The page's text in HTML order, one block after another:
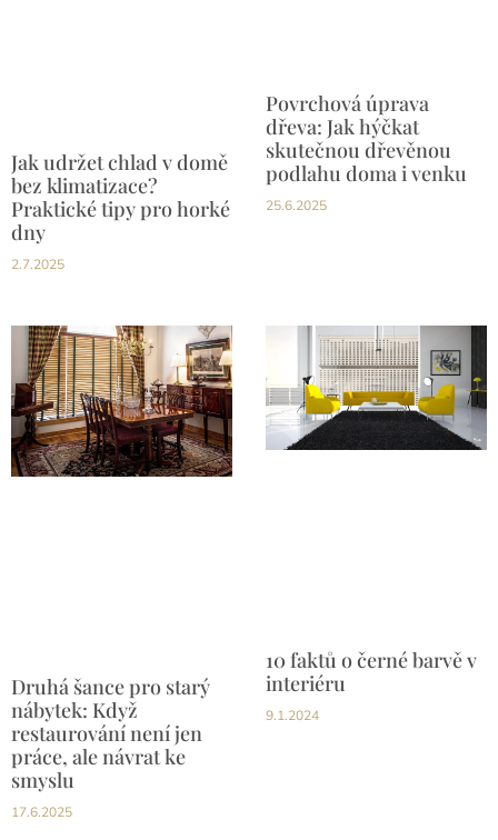
Jak udržet chlad v domě
bez klimatizace?
Praktické tipy pro horké
dny
2.7.2025
Povrchová úprava
dřeva: Jak hýčkat
skutečnou dřevěnou
podlahu doma i venku
25.6.2025
Druhá šance pro starý
nábytek: Když
restaurování není jen
práce, ale návrat ke
smyslu
17.6.2025
10 faktů o černé barvě v
interiéru
9.1.2024